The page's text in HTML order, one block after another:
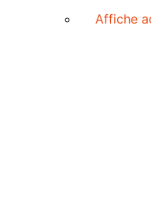
Affiche